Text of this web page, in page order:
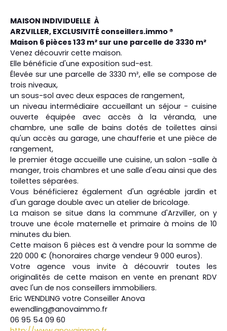
MAISON INDIVIDUELLE À
ARZVILLER, EXCLUSIVITÉ conseillers.immo ®
Maison 6 pièces 133 m² sur une parcelle de 3330 m²
Venez découvrir cette maison.
Elle bénéficie d'une exposition sud-est.
Élevée sur une parcelle de 3330 m², elle se compose de
trois niveaux,
un sous-sol avec deux espaces de rangement,
un niveau intermédiaire accueillant un séjour - cuisine
ouverte équipée avec accès à la véranda, une
chambre, une salle de bains dotés de toilettes ainsi
qu'un accès au garage, une chaufferie et une pièce de
rangement,
le premier étage accueille une cuisine, un salon -salle à
manger, trois chambres et une salle d'eau ainsi que des
toilettes séparées.
Vous bénéficierez également d'un agréable jardin et
d'un garage double avec un atelier de bricolage.
La maison se situe dans la commune d'Arzviller, on y
trouve une école maternelle et primaire à moins de 10
minutes du bien.
Cette maison 6 pièces est à vendre pour la somme de
220 000 € (honoraires charge vendeur 9 000 euros).
Votre agence vous invite à découvrir toutes les
originalités de cette maison en vente en prenant RDV
avec l'un de nos conseillers immobiliers.
Eric WENDLING votre Conseiller Anova
ewendling@anovaimmo.fr
06 95 54 09 60